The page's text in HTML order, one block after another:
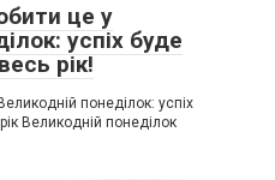
це у
успіх буде
рік!
понеділок: успіх
Великодній понеділок